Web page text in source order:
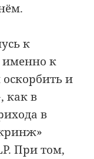
к
именно к
и
как в
в
При том,